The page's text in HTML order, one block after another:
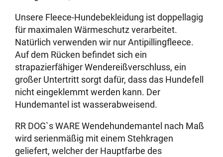
Unsere Fleece-Hundebekleidung ist doppellagig
für maximalen Wärmeschutz verarbeitet.
Natürlich verwenden wir nur Antipillingfleece.
Auf dem Rücken befindet sich ein
strapazierfähiger Wendereißverschluss, ein
großer Untertritt sorgt dafür, dass das Hundefell
nicht eingeklemmt werden kann. Der
Hundemantel ist wasserabweisend.
RR DOG`s WARE Wendehundemantel nach Maß
wird serienmäßig mit einem Stehkragen
geliefert, welcher der Hauptfarbe des